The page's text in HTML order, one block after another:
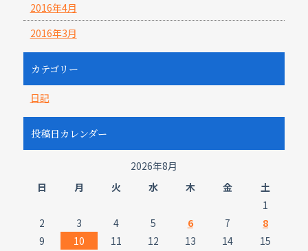
2016年4月
2016年3月
カテゴリー
日記
投稿日カレンダー
2026年8月
日
月 火 水 木 金
土
1
2
3 4 5 6 7
8
9
10 11 12 13 14 15